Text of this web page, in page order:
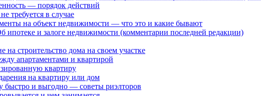
— порядок действий
требуется в случае
на объект недвижимости — что это и какие бывают
и залоге недвижимости (комментарии последней редакции)
на строительство дома на своем участке
апартаментами и квартирой
квартиру
на квартиру или дом
быстро и выгодно — советы риэлторов